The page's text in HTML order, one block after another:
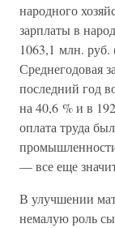
народного
зарплаты в
1063,1 млн.
Среднегодовая
последний год
на 40,6 % и в
оплата труда
— все еще
В улучшении
немалую роль